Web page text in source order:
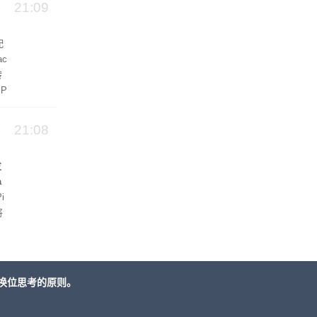
21:09
21:08
思考的原则。